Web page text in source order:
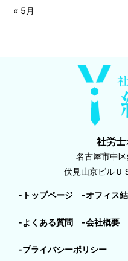
« 5月
社労士
名古屋市中
伏見山京ビルＵ
-トップページ -オフィス
-よくある質問 -会社概要
-プライバシーポリシー